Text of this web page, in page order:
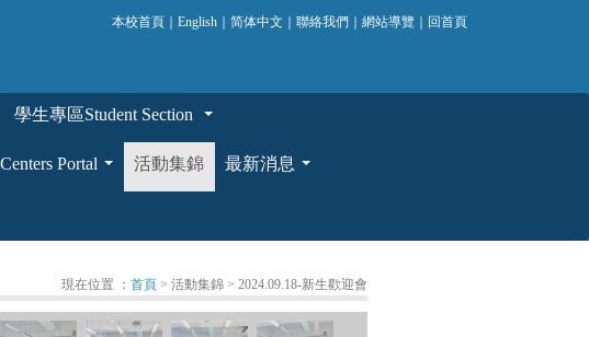
本校首頁 ｜English ｜简体中文 ｜聯絡我們 ｜網站導覽 回首頁
學生專區Student Section
Portal 活動集錦 最新消息
現在位置 ： 首頁 > 活動集錦 > 2024.09.18-新生歡迎會